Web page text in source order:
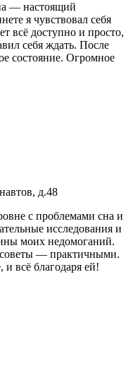
— настоящий
я чувствовал себя
всё доступно и просто,
себя ждать. После
состояние. Огромное
д.48
с проблемами сна и
исследования и
моих недомоганий.
— практичными.
и всё благодаря ей!